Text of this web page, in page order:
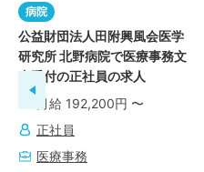
病院
公益財団法人田附興風会医学
研究所 北野病院で医療事務文
書受付の正社員の求人
月給 192,200円 〜
正社員
医療事務